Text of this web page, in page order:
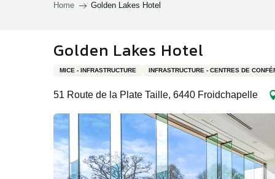
Charleroi & sa
région
Lieux et activités
province du
Hainaut
Documentation
Le
Home Golden Lakes Hotel
Golden Lakes Hotel
MICE - INFRASTRUCTURE INFRASTRUCTURE - CENTRES DE
51 Route de la Plate Taille, 6440 Froidchapelle